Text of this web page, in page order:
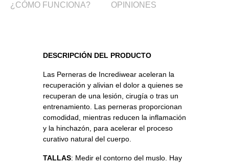
¿CÓMO FUNCIONA? OPINIONES
DESCRIPCIÓN DEL PRODUCTO
Las Perneras de Incrediwear aceleran la
recuperación y alivian el dolor a quienes se
recuperan de una lesión, cirugía o tras un
entrenamiento. Las perneras proporcionan
comodidad, mientras reducen la inflamación
y la hinchazón, para acelerar el proceso
curativo natural del cuerpo.
TALLAS: Medir el contorno del muslo. Hay